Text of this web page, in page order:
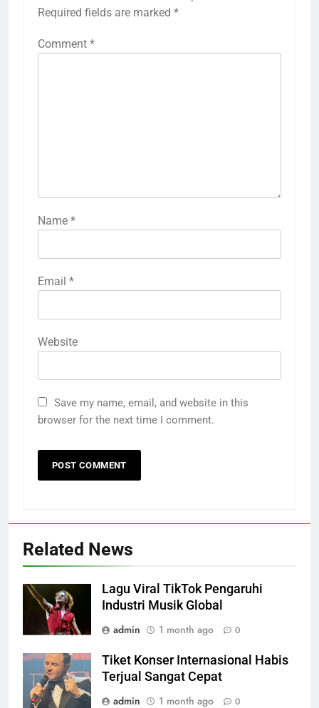
Required fields are marked *
Comment *
Name *
Email *
Website
Save my name, email, and website in this
browser for the next time I comment.
Related News
Lagu Viral TikTok Pengaruhi
Industri Musik Global
admin
1 month ago 0
Tiket Konser Internasional Habis
Terjual Sangat Cepat
admin
1 month ago 0